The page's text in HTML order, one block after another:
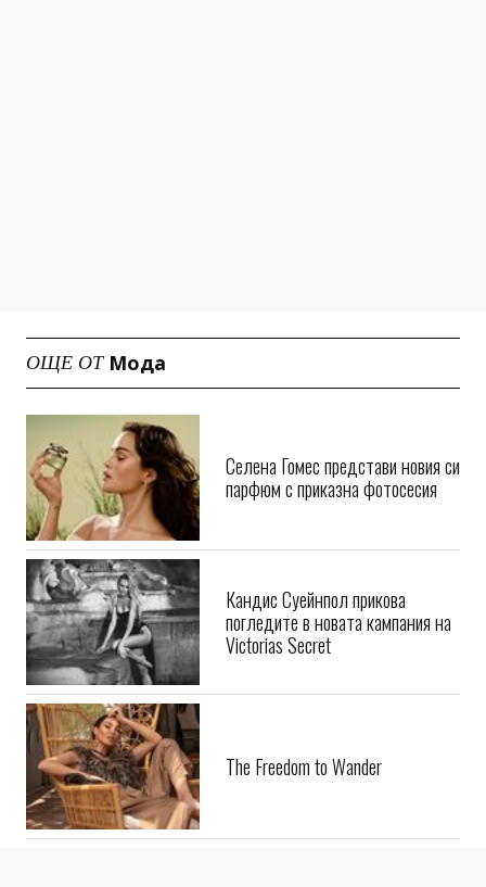
ОЩЕ ОТ Мода
Селена Гомес представи новия си
парфюм с приказна фотосесия
Кандис Суейнпол прикова
погледите в новата кампания на
Victorias Secret
The Freedom to Wander